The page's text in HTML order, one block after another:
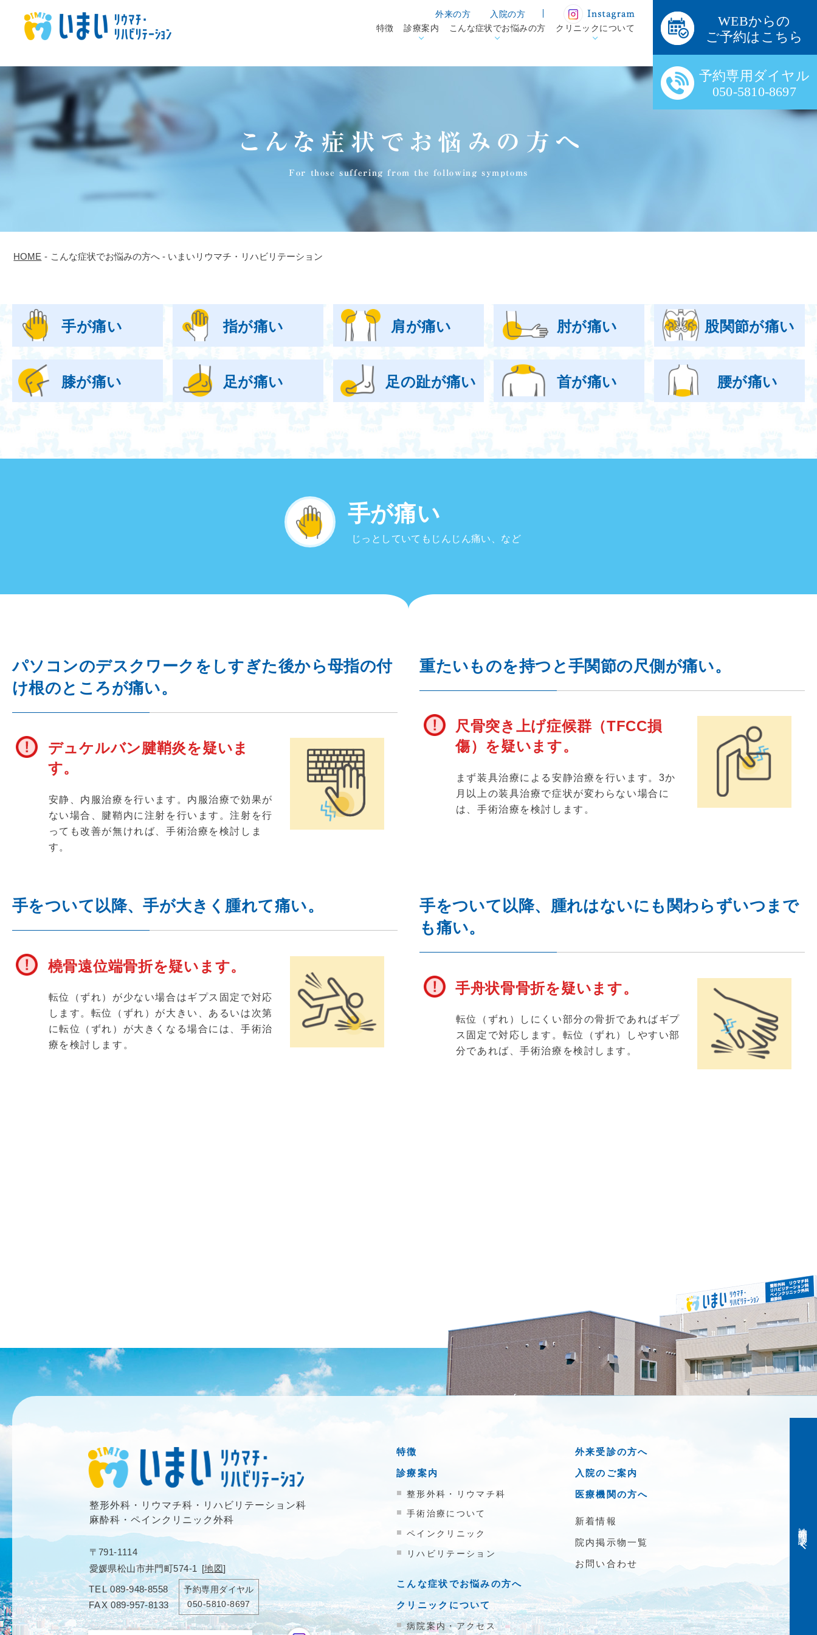
特徴 診療案内 こんな症状でお悩みの方 クリニックについて
外来の方 入院の方
WEBからの
ご予約はこちら
予約専用ダイヤル
050-5810-8697
こんな症状でお悩みの方へ
For those suffering from the following symptoms
HOME - こんな症状でお悩みの方へ - いまいリウマチ・リハビリテーション
手が痛い 指が痛い 肩が痛い 肘が痛い 股関節が痛い
膝が痛い 足が痛い 足の趾が痛い 首が痛い 腰が痛い
手が痛い
じっとしていてもじんじん痛い、など
パソコンのデスクワークをしすぎた後から母指の付
け根のところが痛い。
デュケルバン腱鞘炎を疑いま
す。
安静、内服治療を行います。内服治療で効果が
ない場合、腱鞘内に注射を行います。注射を行
っても改善が無ければ、手術治療を検討しま
す。
重たいものを持つと手関節の尺側が痛い。
尺骨突き上げ症候群（TFCC損
傷）を疑います。
まず装具治療による安静治療を行います。 3か
月以上の装具治療で症状が変わらない場合に
は、手術治療を検討します。
手をついて以降、手が大きく腫れて痛い。
橈骨遠位端骨折を疑います。
転位（ずれ）が少ない場合はギプス固定で対応
します。転位（ずれ）が大きい、あるいは次第
に転位（ずれ）が大きくなる場合には、手術治
療を検討します。
手をついて以降、腫れはないにも関わらずいつまで
も痛い。
手舟状骨骨折を疑います。
転位（ずれ）しにくい部分の骨折であればギプ
ス固定で対応します。転位（ずれ）しやすい部
分であれば、手術治療を検討します。
整形外科・リウマチ科・リハビリテーション科
麻酔科・ペインクリニック外科
〒791-1114
愛媛県松山市井門町574-1 [地図]
TEL 089-948-8558
FAX 089-957-8133
予約専用ダイヤル
050-5810-8697
特徴
診療案内
整形外科・リウマチ科
手術治療について
ペインクリニック
リハビリテーション
こんな症状でお悩みの方へ
クリニックについて
病院案内・アクセス
外来受診の方へ
入院のご案内
医療機関の方へ
新着情報
院内掲示物一覧
お問い合わせ